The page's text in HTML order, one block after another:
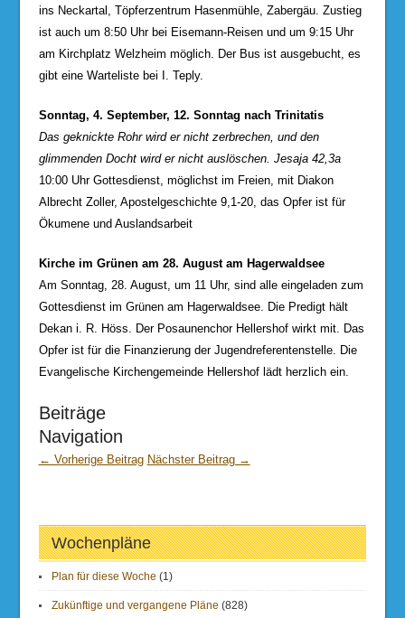
ins Neckartal, Töpferzentrum Hasenmühle, Zabergäu. Zustieg
ist auch um 8:50 Uhr bei Eisemann-Reisen und um 9:15 Uhr
am Kirchplatz Welzheim möglich. Der Bus ist ausgebucht, es
gibt eine Warteliste bei I. Teply.
Sonntag, 4. September, 12. Sonntag nach Trinitatis
Das geknickte Rohr wird er nicht zerbrechen, und den
glimmenden Docht wird er nicht auslöschen. Jesaja 42,3a
10:00 Uhr Gottesdienst, möglichst im Freien, mit Diakon
Albrecht Zoller, Apostelgeschichte 9,1-20, das Opfer ist für
Ökumene und Auslandsarbeit
Kirche im Grünen am 28. August am Hagerwaldsee
Am Sonntag, 28. August, um 11 Uhr, sind alle eingeladen zum
Gottesdienst im Grünen am Hagerwaldsee. Die Predigt hält
Dekan i. R. Höss. Der Posaunenchor Hellershof wirkt mit. Das
Opfer ist für die Finanzierung der Jugendreferentenstelle. Die
Evangelische Kirchengemeinde Hellershof lädt herzlich ein.
Beiträge
Navigation
← Vorherige Beitrag Nächster Beitrag →
Wochenpläne
Plan für diese Woche (1)
Zukünftige und vergangene Pläne (828)